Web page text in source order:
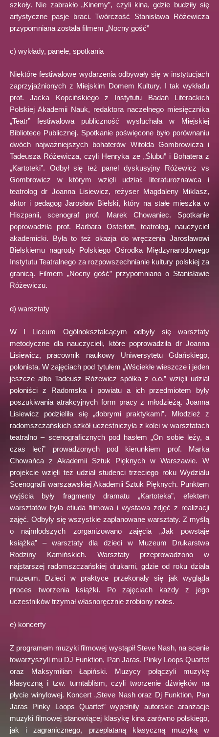
szkoły. Nie zabrakło „Kinemy”, czyli kina, gdzie budziły się
artystyczne pasje braci. Twórczość Stanisława Różewicza
przypomniana została filmem „Nocny gość”
c) wykłady, panele, spotkania
Niektóre festiwalowe wydarzenia odbywały się w instytucjach
zaprzyjaźnionych z Miejskim Domem Kultury. I tak wykładu
prof. Jacka Kopcińskiego z Instytutu Badań Literackich
Polskiej Akademii Nauk, redaktora naczelnego miesięcznika
„Teatr” festiwalowa publiczność wysłuchała w Miejskiej
Bibliotece Publicznej. Spotkanie poświęcone było porównaniu
dwóch najważniejszych bohaterów Witolda Gombrowicza i
Tadeusza Różewicza, czyli Henryka ze „Ślubu” i Bohatera z
„Kartoteki”. Odbył się też panel dyskusyjny Różewicz vs
Gombrowicz w którym wzięli udział: literaturoznawca i
teatrolog dr Joanna Lisiewicz, reżyser Magdaleny Miklasz,
aktor i pedagog Jarosław Bielski, który na stałe mieszka w
Hiszpanii, scenograf prof. Marek Chowaniec. Spotkanie
poprowadziła prof. Barbara Osterloff, teatrolog, nauczyciel
akademicki. Była to też okazja do wręczenia Jarosławowi
Bielskiemu nagrody Polskiego Ośrodka Międzynarodowego
Instytutu Teatralnego za rozpowszechnianie kultury polskiej za
granicą. Filmem „Nocny gość” przypomniano o Stanisławie
Różewiczu.
d) warsztaty
W I Liceum Ogólnokształcącym odbyły się warsztaty
metodyczne dla nauczycieli, które poprowadziła dr Joanna
Lisiewicz, pracownik naukowy Uniwersytetu Gdańskiego,
polonista. W zajęciach pod tytułem „Wściekłe wieszcze i jeden
jeszcze albo Tadeusz Różewicz spółka z o.o.” wzięli udział
poloniści z Radomska i powiatu a ich przedmiotem były
poszukiwania atrakcyjnych form pracy z młodzieżą. Joanna
Lisiewicz podzieliła się „dobrymi praktykami”. Młodzież z
radomszczańskich szkół uczestniczyła z kolei w warsztatach
teatralno – scenograficznych pod hasłem „On sobie leży, a
czas leci” prowadzonych pod kierunkiem prof. Marka
Chowańca z Akademii Sztuk Pięknych w Warszawie. W
projekcie wzięli też udział studenci trzeciego roku Wydziału
Scenografii warszawskiej Akademii Sztuk Pięknych. Punktem
wyjścia były fragmenty dramatu „Kartoteka”, efektem
warsztatów była etiuda filmowa i wystawa zdjęć z realizacji
zajęć. Odbyły się wszystkie zaplanowane warsztaty. Z myślą
o najmłodszych zorganizowano zajęcia „Jak powstaje
książka” – warsztaty dla dzieci w Muzeum Drukarstwa
Rodziny Kamińskich. Warsztaty przeprowadzono w
najstarszej radomszczańskiej drukarni, gdzie od roku działa
muzeum. Dzieci w praktyce przekonały się jak wygląda
proces tworzenia książki. Po zajęciach każdy z jego
uczestników trzymał własnoręcznie zrobiony notes.
e) koncerty
Z programem muzyki filmowej wystąpił Steve Nash, na scenie
towarzyszyli mu DJ Funktion, Pan Jaras, Pinky Loops Quartet
oraz Maksymilian Łapiński. Muzycy połączyli muzykę
klasyczną i tzw. turntablism, czyli tworzenie dźwięków na
płycie winylowej. Koncert „Steve Nash oraz Dj Funktion, Pan
Jaras Pinky Loops Quartet” wypełniły autorskie aranżacje
muzyki filmowej stanowiącej klasykę kina zarówno polskiego,
jak i zagranicznego, przeplataną klasyczną muzyką w